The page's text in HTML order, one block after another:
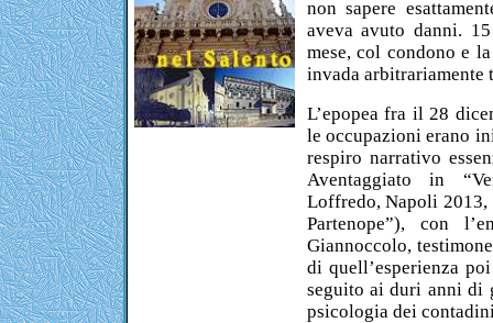
non sapere
aveva avuto danni.
mese, col condono e
invada
L’epopea fra il 28
le occupazioni erano
respiro narrativo
Aventaggiato in
Loffredo, Napoli 2013,
Partenope”), con
Giannoccolo,
di quell’esperienza
seguito ai duri anni di
psicologia dei